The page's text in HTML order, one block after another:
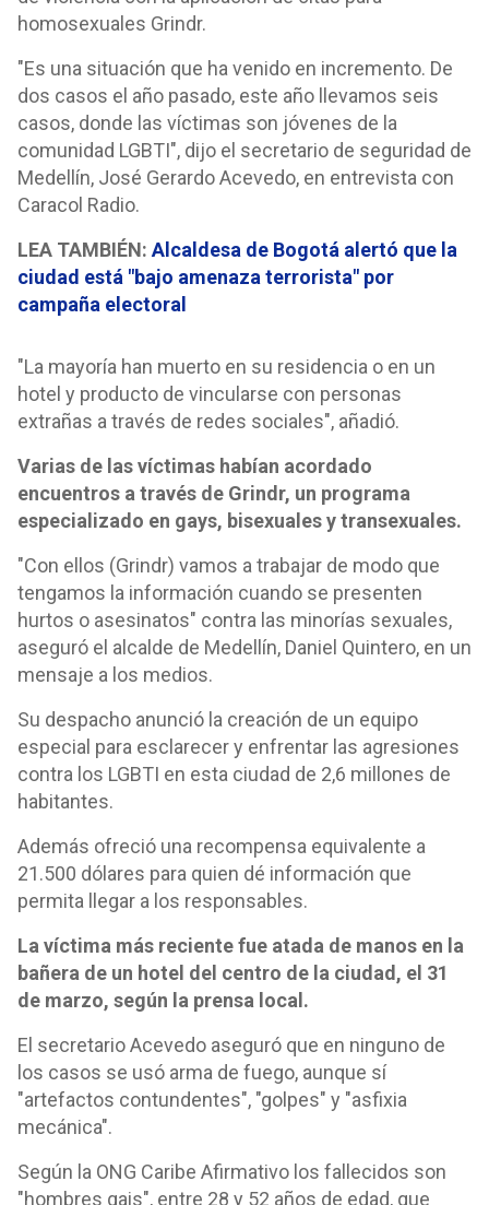
homosexuales Grindr.
"Es una situación que ha venido en incremento. De
dos casos el año pasado, este año llevamos seis
casos, donde las víctimas son jóvenes de la
comunidad LGBTI", dijo el secretario de seguridad de
Medellín, José Gerardo Acevedo, en entrevista con
Caracol Radio.
LEA TAMBIÉN: Alcaldesa de Bogotá alertó que la
ciudad está "bajo amenaza terrorista" por
campaña electoral
"La mayoría han muerto en su residencia o en un
hotel y producto de vincularse con personas
extrañas a través de redes sociales", añadió.
Varias de las víctimas habían acordado
encuentros a través de Grindr, un programa
especializado en gays, bisexuales y transexuales.
"Con ellos (Grindr) vamos a trabajar de modo que
tengamos la información cuando se presenten
hurtos o asesinatos" contra las minorías sexuales,
aseguró el alcalde de Medellín, Daniel Quintero, en un
mensaje a los medios.
Su despacho anunció la creación de un equipo
especial para esclarecer y enfrentar las agresiones
contra los LGBTI en esta ciudad de 2,6 millones de
habitantes.
Además ofreció una recompensa equivalente a
21.500 dólares para quien dé información que
permita llegar a los responsables.
La víctima más reciente fue atada de manos en la
bañera de un hotel del centro de la ciudad, el 31
de marzo, según la prensa local.
El secretario Acevedo aseguró que en ninguno de
los casos se usó arma de fuego, aunque sí
"artefactos contundentes", "golpes" y "asfixia
mecánica".
Según la ONG Caribe Afirmativo los fallecidos son
"hombres gais", entre 28 y 52 años de edad, que